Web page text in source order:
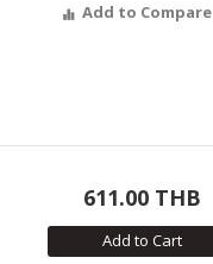
Add to Compare
611.00 THB
Add to Cart